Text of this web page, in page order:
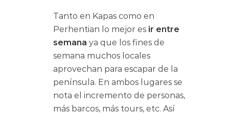
Tanto en Kapas como en
Perhentian lo mejor es ir entre
semana ya que los fines de
semana muchos locales
aprovechan para escapar de la
península. En ambos lugares se
nota el incremento de personas,
más barcos, más tours, etc. Así